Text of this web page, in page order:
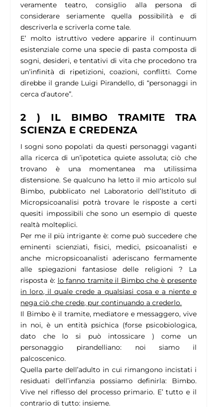
veramente teatro, consiglio alla persona di
considerare seriamente quella possibilità e di
descriverla e scriverla come tale.
E’ molto istruttivo vedere apparire il continuum
esistenziale come una specie di pasta composta di
sogni, desideri, e tentativi di vita che procedono tra
un’infinità di ripetizioni, coazioni, conflitti. Come
direbbe il grande Luigi Pirandello, di “personaggi in
cerca d’autore”.
2 ) IL BIMBO TRAMITE TRA
SCIENZA E CREDENZA
I sogni sono popolati da questi personaggi vaganti
alla ricerca di un’ipotetica quiete assoluta; ciò che
trovano è una momentanea ma utilissima
distensione. Se qualcuno ha letto il mio articolo sul
Bimbo, pubblicato nel Laboratorio dell’Istituto di
Micropsicoanalisi potrà trovare le risposte a certi
quesiti impossibili che sono un esempio di queste
realtà molteplici.
Per me il più intrigante è: come può succedere che
eminenti scienziati, fisici, medici, psicoanalisti e
anche micropsicoanalisti aderiscano fermamente
alle spiegazioni fantasiose delle religioni ? La
risposta è: lo fanno tramite il Bimbo che è presente
in loro, il quale crede a qualsiasi cosa e a niente e
nega ciò che crede, pur continuando a crederlo.
Il Bimbo è il tramite, mediatore e messaggero, vive
in noi, è un entità psichica (forse psicobiologica,
dato che lo si può intossicare ) come un
personaggio pirandelliano: noi siamo il
palcoscenico.
Quella parte dell’adulto in cui rimangono incistati i
residuati dell’infanzia possiamo definirla: Bimbo.
Vive nel riflesso del processo primario. E’ tutto e il
contrario di tutto: insieme.